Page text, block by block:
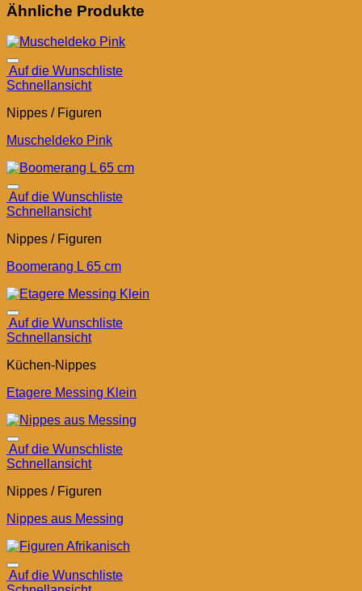
Ähnliche Produkte
Auf die Wunschliste
Schnellansicht
Nippes / Figuren
Muscheldeko Pink
Auf die Wunschliste
Schnellansicht
Nippes / Figuren
Boomerang L 65 cm
Auf die Wunschliste
Schnellansicht
Küchen-Nippes
Etagere Messing Klein
Auf die Wunschliste
Schnellansicht
Nippes / Figuren
Nippes aus Messing
Auf die Wunschliste